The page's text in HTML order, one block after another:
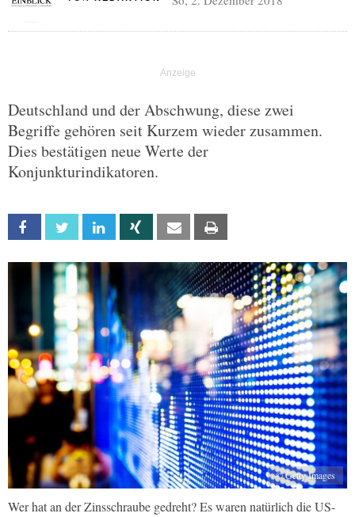
Deutschland und der Abschwung, diese zwei
Begriffe gehören seit Kurzem wieder zusammen.
Dies bestätigen neue Werte der
Konjunkturindikatoren.
Facebook Twitter Linkedin Xing Email
© Getty Images
Wer hat an der Zinsschraube gedreht? Es waren natürlich die US-